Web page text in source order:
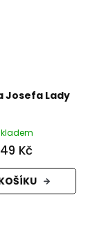
Josefa Lady
Kč